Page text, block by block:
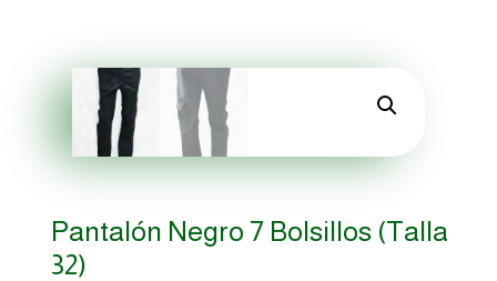
Pantalón Negro 7 Bolsillos (talla
32)